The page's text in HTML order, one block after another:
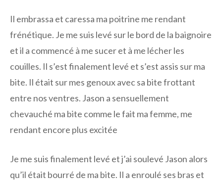
Il embrassa et caressa ma poitrine me rendant
frénétique. Je me suis levé sur le bord de la baignoire
et il a commencé à me sucer et à me lécher les
couilles. Il s’est finalement levé et s’est assis sur ma
bite. Il était sur mes genoux avec sa bite frottant
entre nos ventres. Jason a sensuellement
chevauché ma bite comme le fait ma femme, me
rendant encore plus excitée
Je me suis finalement levé et j’ai soulevé Jason alors
qu’il était bourré de ma bite. Il a enroulé ses bras et